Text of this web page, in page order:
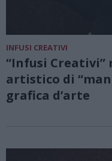
INFUSI CREATIVI
“Infusi Creativi”
artistico di
grafica d’arte